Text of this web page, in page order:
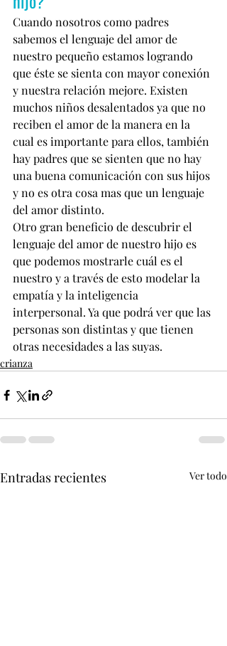
Cuando nosotros como padres
sabemos el lenguaje del amor de
nuestro pequeño estamos logrando
que éste se sienta con mayor conexión
y nuestra relación mejore. Existen
muchos niños desalentados ya que no
reciben el amor de la manera en la
cual es importante para ellos, también
hay padres que se sienten que no hay
una buena comunicación con sus hijos
y no es otra cosa mas que un lenguaje
del amor distinto.
Otro gran beneficio de descubrir el
lenguaje del amor de nuestro hijo es
que podemos mostrarle cuál es el
nuestro y a través de esto modelar la
empatía y la inteligencia
interpersonal. Ya que podrá ver que las
personas son distintas y que tienen
otras necesidades a las suyas.
crianza
Entradas recientes Ver todo